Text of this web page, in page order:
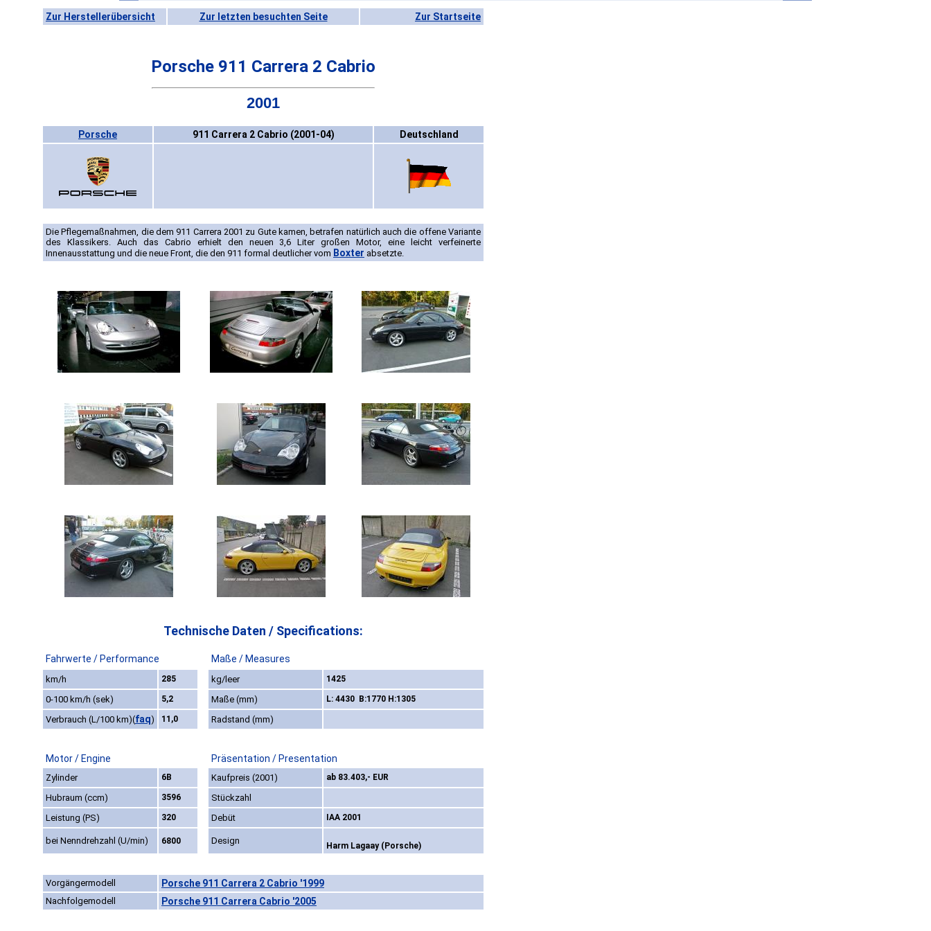
Zur Herstellerübersicht Zur letzten besuchten Seite Zur Startseite
Porsche 911 Carrera 2 Cabrio
2001
Porsche 911 Carrera 2 Cabrio (2001-04) Deutschland
Die Pflegemaßnahmen, die dem 911 Carrera 2001 zu Gute kamen, betrafen natürlich auch die offene Variante
des Klassikers. Auch das Cabrio erhielt den neuen 3,6 Liter großen Motor, eine leicht verfeinerte
Innenausstattung und die neue Front, die den 911 formal deutlicher vom Boxter absetzte.
Technische Daten / Specifications:
Fahrwerte / Performance Maße / Measures
km/h 285 kg/leer 1425
0-100 km/h (sek) 5,2 Maße (mm) L: 4430 B:1770 H:1305
Verbrauch (L/100 km)(faq) 11,0 Radstand (mm)
Motor / Engine Präsentation / Presentation
Zylinder 6B Kaufpreis (2001) ab 83.403,- EUR
Hubraum (ccm) 3596
Stückzahl
Leistung (PS)
320 Debüt IAA 2001
bei Nenndrehzahl (U/min) 6800 Design Harm Lagaay (Porsche)
Vorgängermodell Porsche 911 Carrera 2 Cabrio '1999
Nachfolgemodell Porsche 911 Carrera Cabrio '2005